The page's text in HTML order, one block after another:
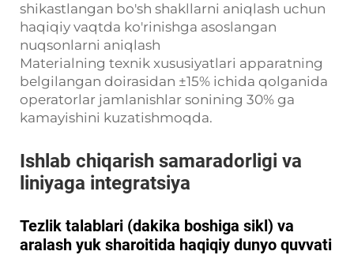
shikastlangan bo'sh shakllarni aniqlash uchun
haqiqiy vaqtda ko'rinishga asoslangan
nuqsonlarni aniqlash
Materialning texnik xususiyatlari apparatning
belgilangan doirasidan ±15% ichida qolganida
operatorlar jamlanishlar sonining 30% ga
kamayishini kuzatishmoqda.
Ishlab chiqarish samaradorligi va
liniyaga integratsiya
Tezlik talablari (dakika boshiga sikl) va
aralash yuk sharoitida haqiqiy dunyo quvvati